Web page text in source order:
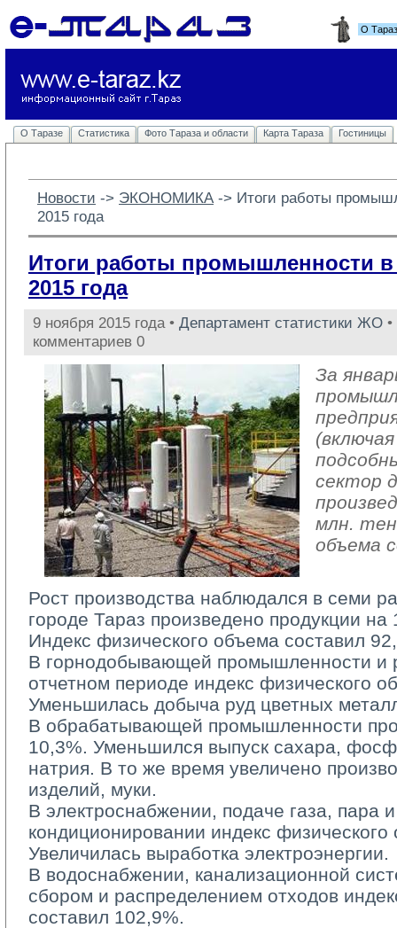
О
О Таразе Статистика Фото Тараза и области Карта Тараза Гостиницы
Новости -> ЭКОНОМИКА -> Итоги работы
2015 года
Итоги работы промышленности в
2015 года
9 ноября 2015 года • Департамент статистики ЖО
комментариев 0
За
сектор
млн.
объема
Рост производства наблюдался в семи
городе Тараз произведено продукции на
Индекс физического объема составил
В горнодобывающей промышленности и
отчетном периоде индекс физического
Уменьшилась добыча руд цветных
В обрабатывающей промышленности
10,3%. Уменьшился выпуск сахара,
натрия. В то же время увеличено
изделий, муки.
В электроснабжении, подаче газа, пара
кондиционировании индекс
Увеличилась выработка электроэнергии.
В водоснабжении, канализационной
сбором и распределением отходов
составил 102,9%.